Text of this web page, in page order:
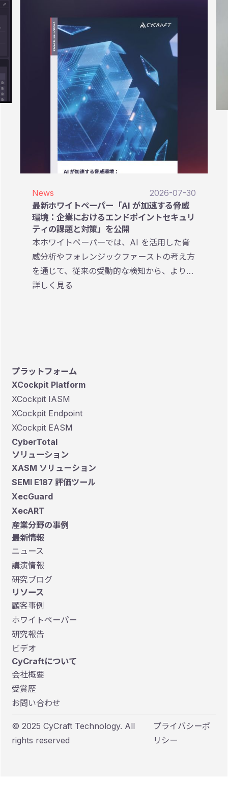
News
2026-07-30
最新ホワイトペーパー「AI が加速する脅威
環境：企業におけるエンドポイントセキュリ
ティの課題と対策」を公開
本ホワイトペーパーでは、AI を活用した脅
威分析やフォレンジックファーストの考え方
を通じて、従来の受動的な検知から、より迅
速かつ効果的なインシデント対応を実現する
詳しく見る
プラットフォーム
XCockpit Platform
XCockpit IASM
XCockpit Endpoint
XCockpit EASM
CyberTotal
ソリューション
XASM ソリューション
SEMI E187 評価ツール
XecGuard
XecART
産業分野の事例
最新情報
ニュース
講演情報
研究ブログ
リソース
顧客事例
ホワイトペーパー
研究報告
ビデオ
CyCraftについて
会社概要
受賞歴
お問い合わせ
© 2025 CyCraft Technology. All
rights reserved
プライバシーポ
リシー